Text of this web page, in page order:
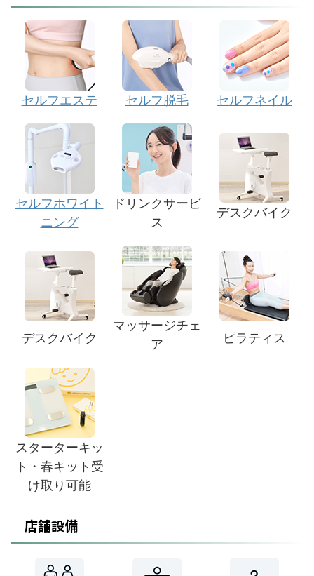
セルフエステ セルフ脱毛 セルフネイル
セルフホワイト
ニング
ドリンクサービ
ス
デスクバイク
デスクバイク
マッサージチェ
ア
ピラティス
スターターキッ
ト・春キット受
け取り可能
店舗設備